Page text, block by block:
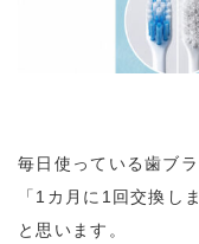
毎日使っている歯ブラ
「 1 カ月に 1 回交換し
と思います。